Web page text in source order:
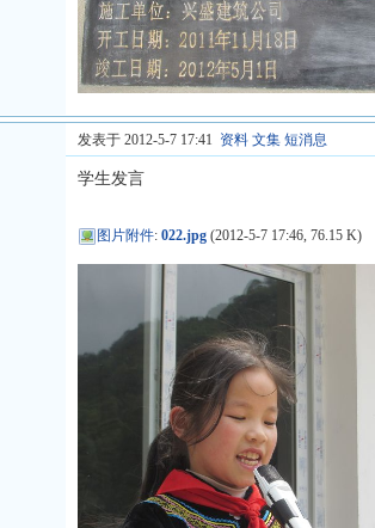
发表于 2012-5-7 17:41 资料 文集 短消息
学生发言
图片附件:022.jpg (2012-5-7 17:46, 76.15 K)